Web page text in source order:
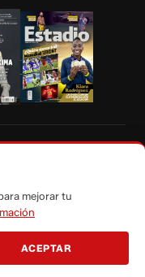
de Vistazo.com.
mejorar tu
ACEPTAR